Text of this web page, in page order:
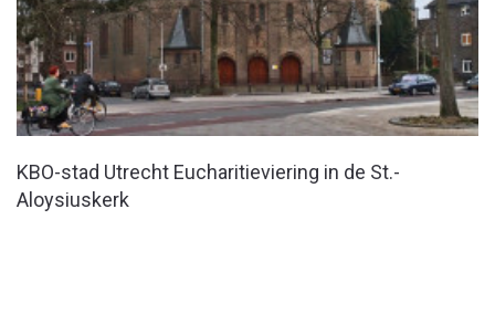
KBO-stad Utrecht Eucharitieviering in de St.-
Aloysiuskerk